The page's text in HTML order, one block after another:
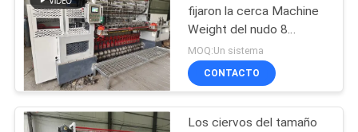
fijaron la cerca Machine
Weight del nudo 8
toneladas de anchura
2440m m
MOQ:Un sistema
CONTACTO
Los ciervos del tamaño